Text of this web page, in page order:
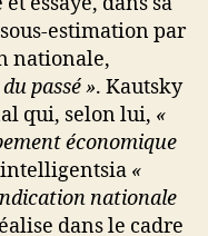
estimation par
nationale,
du passé ». Kautsky
qui, selon lui, «
économique
«
nationale
dans le cadre